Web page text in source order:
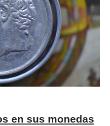
en sus monedas